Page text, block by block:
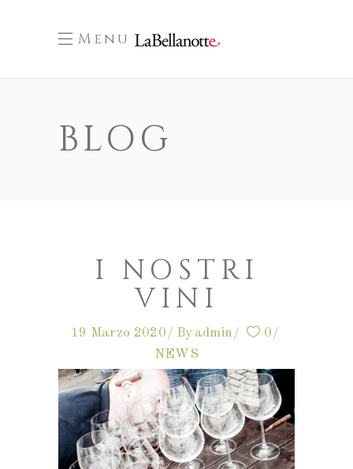
Menu
BLOG
I NOSTRI
VINI
19 Marzo 2020 By admin
0
NEWS